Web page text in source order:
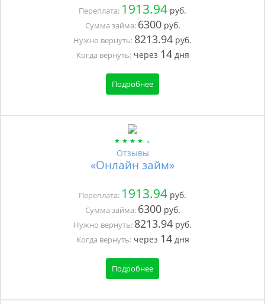
Переплата: 1913.94 руб.
Сумма займа: 6300руб.
Нужно вернуть: 8213.94 руб.
Когда вернуть:через 14дня
Подробнее
Отзывы
«Онлайн займ»
Переплата: 1913.94 руб.
Сумма займа: 6300руб.
Нужно вернуть: 8213.94 руб.
Когда вернуть:через 14дня
Подробнее